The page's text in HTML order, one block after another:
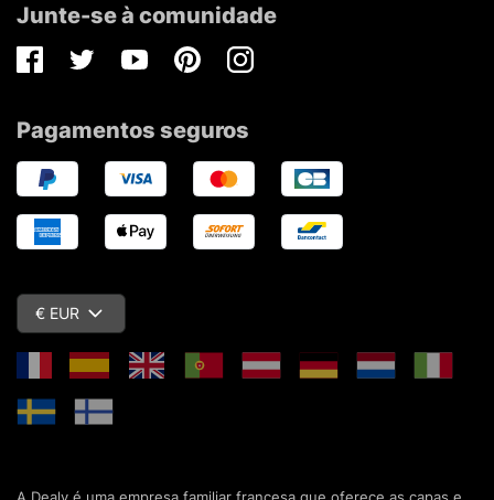
Junte-se à comunidade
FacebookTwitterYoutubePinterestInstagram
Pagamentos seguros
€ EUR